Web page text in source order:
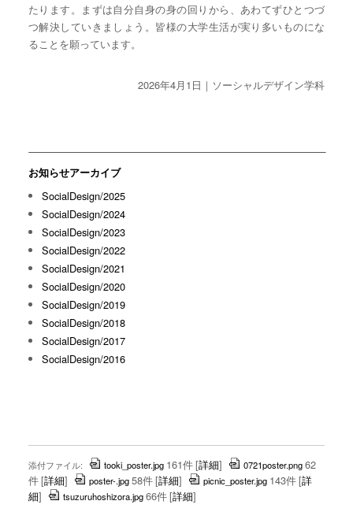
たります。まずは自分自身の身の回りから、あわてずひとつづ
つ解決していきましょう。皆様の大学生活が実り多いものにな
ることを願っています。
2026年4月1日｜ソーシャルデザイン学科
お知らせアーカイブ
SocialDesign/2025
SocialDesign/2024
SocialDesign/2023
SocialDesign/2022
SocialDesign/2021
SocialDesign/2020
SocialDesign/2019
SocialDesign/2018
SocialDesign/2017
SocialDesign/2016
添付ファイル: tooki_poster.jpg 161件[詳細] 0721poster.png62
件[詳細] poster-.jpg58件[詳細] picnic_poster.jpg 143件[詳
細] tsuzuruhoshizora.jpg66件[詳細]